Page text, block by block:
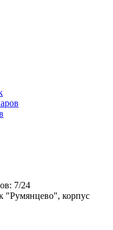
7/24
"Румянцево", корпус